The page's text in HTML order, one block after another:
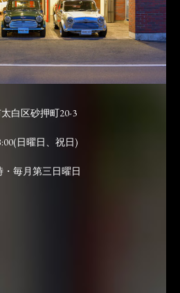
白区砂押町20-3
日曜日、祝日)
毎月第三日曜日